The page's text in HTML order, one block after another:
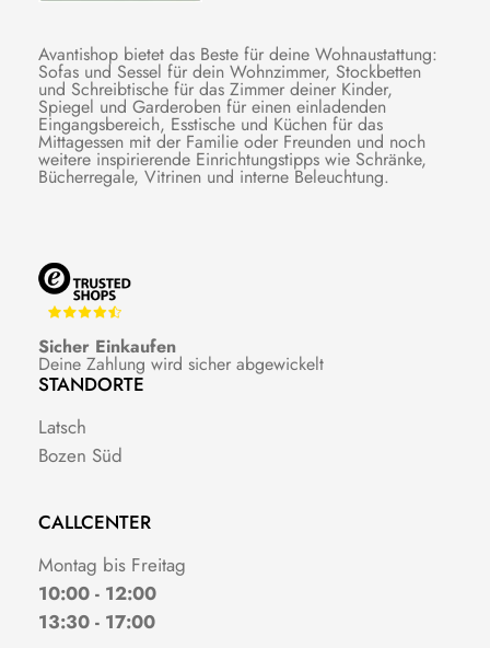
Avantishop bietet das Beste für deine Wohnaustattung:
Sofas und Sessel für dein Wohnzimmer, Stockbetten
und Schreibtische für das Zimmer deiner Kinder,
Spiegel und Garderoben für einen einladenden
Eingangsbereich, Esstische und Küchen für das
Mittagessen mit der Familie oder Freunden und noch
weitere inspirierende Einrichtungstipps wie Schränke,
Bücherregale, Vitrinen und interne Beleuchtung.
Sicher Einkaufen
Deine Zahlung wird sicher abgewickelt
STANDORTE
Latsch
Bozen Süd
CALLCENTER
Montag bis Freitag
10:00 - 12:00
13:30 - 17:00